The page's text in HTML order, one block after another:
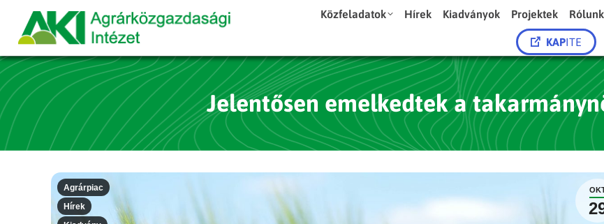
Közfeladatok Hírek Kiadványok Projektek Rólunk
KAPITE
Jelentősen emelkedtek a
Agrárpiac
Hírek